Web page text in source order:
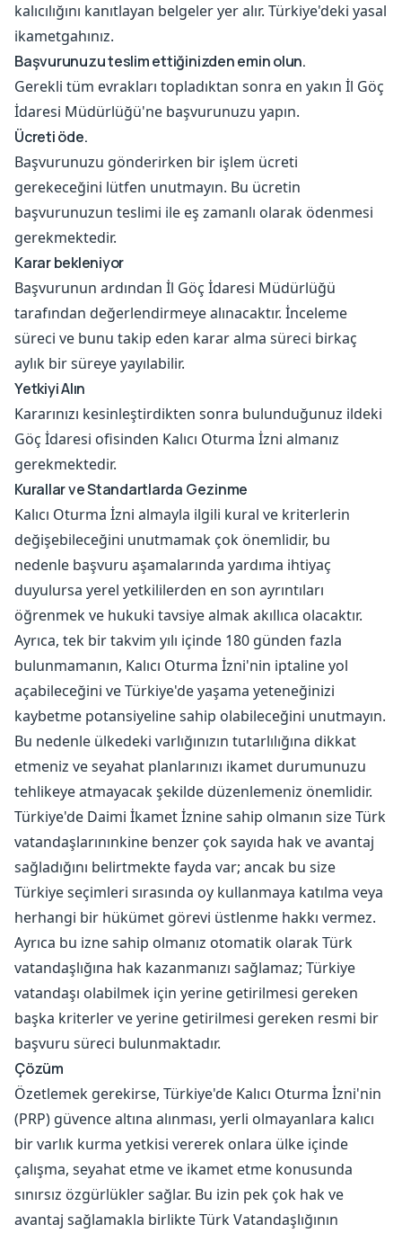
kalıcılığını kanıtlayan belgeler yer alır. Türkiye'deki yasal
ikametgahınız.
Başvurunuzu teslim ettiğinizden emin olun.
Gerekli tüm evrakları topladıktan sonra en yakın İl Göç
İdaresi Müdürlüğü'ne başvurunuzu yapın.
Ücreti öde.
Başvurunuzu gönderirken bir işlem ücreti
gerekeceğini lütfen unutmayın. Bu ücretin
başvurunuzun teslimi ile eş zamanlı olarak ödenmesi
gerekmektedir.
Karar bekleniyor
Başvurunun ardından İl Göç İdaresi Müdürlüğü
tarafından değerlendirmeye alınacaktır. İnceleme
süreci ve bunu takip eden karar alma süreci birkaç
aylık bir süreye yayılabilir.
Yetkiyi Alın
Kararınızı kesinleştirdikten sonra bulunduğunuz ildeki
Göç İdaresi ofisinden Kalıcı Oturma İzni almanız
gerekmektedir.
Kurallar ve Standartlarda Gezinme
Kalıcı Oturma İzni almayla ilgili kural ve kriterlerin
değişebileceğini unutmamak çok önemlidir, bu
nedenle başvuru aşamalarında yardıma ihtiyaç
duyulursa yerel yetkililerden en son ayrıntıları
öğrenmek ve hukuki tavsiye almak akıllıca olacaktır.
Ayrıca, tek bir takvim yılı içinde 180 günden fazla
bulunmamanın, Kalıcı Oturma İzni'nin iptaline yol
açabileceğini ve Türkiye'de yaşama yeteneğinizi
kaybetme potansiyeline sahip olabileceğini unutmayın.
Bu nedenle ülkedeki varlığınızın tutarlılığına dikkat
etmeniz ve seyahat planlarınızı ikamet durumunuzu
tehlikeye atmayacak şekilde düzenlemeniz önemlidir.
Türkiye'de Daimi İkamet İznine sahip olmanın size Türk
vatandaşlarınınkine benzer çok sayıda hak ve avantaj
sağladığını belirtmekte fayda var; ancak bu size
Türkiye seçimleri sırasında oy kullanmaya katılma veya
herhangi bir hükümet görevi üstlenme hakkı vermez.
Ayrıca bu izne sahip olmanız otomatik olarak Türk
vatandaşlığına hak kazanmanızı sağlamaz; Türkiye
vatandaşı olabilmek için yerine getirilmesi gereken
başka kriterler ve yerine getirilmesi gereken resmi bir
başvuru süreci bulunmaktadır.
Çözüm
Özetlemek gerekirse, Türkiye'de Kalıcı Oturma İzni'nin
(PRP) güvence altına alınması, yerli olmayanlara kalıcı
bir varlık kurma yetkisi vererek onlara ülke içinde
çalışma, seyahat etme ve ikamet etme konusunda
sınırsız özgürlükler sağlar. Bu izin pek çok hak ve
avantaj sağlamakla birlikte Türk Vatandaşlığının